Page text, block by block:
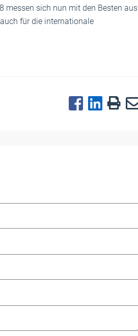
messen sich nun mit den Besten aus
für die internationale